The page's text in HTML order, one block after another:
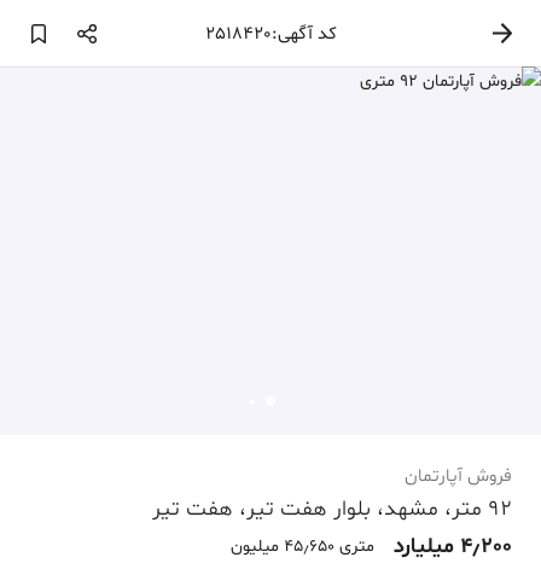
کد آگهی:2518420
فروش آپارتمان
92 متر، مشهد، بلوار هفت تیر، هفت تیر
4٫200 میلیارد
متری 45٫650 میلیون